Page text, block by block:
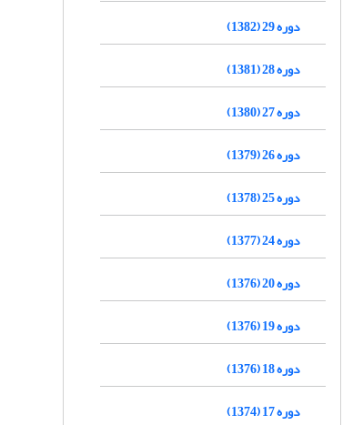
دوره 29 (1382)
دوره 28 (1381)
دوره 27 (1380)
دوره 26 (1379)
دوره 25 (1378)
دوره 24 (1377)
دوره 20 (1376)
دوره 19 (1376)
دوره 18 (1376)
دوره 17 (1374)